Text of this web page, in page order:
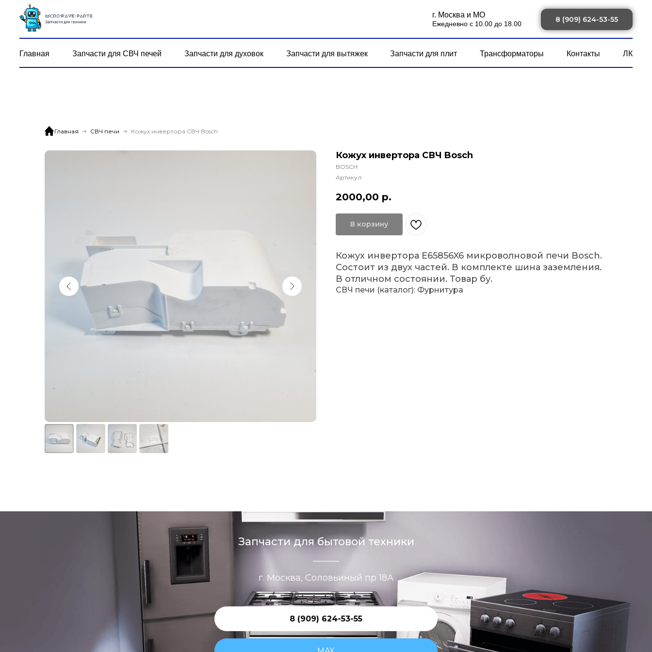
г. Москва и МО
Ежедневно с 10.00 до 18.00
8 (909) 624-53-55
Главная Запчасти для СВЧ печей Запчасти для духовок Запчасти для вытяжек Запчасти для плит Трансформаторы Контакты ЛК
Главная СВЧ печи Кожух инвертора СВЧ Bosch
Кожух инвертора СВЧ Bosch
BOSCH
Артикул:
2000,00 р.
В корзину
Кожух инвертора E65856X6 микроволновой печи Bosch.
Состоит из двух частей. В комплекте шина заземления.
В отличном состоянии. Товар бу.
СВЧ печи (каталог): Фурнитура
Запчасти для бытовой техники
г. Москва, Соловьиный пр 18А
8 (909) 624-53-55